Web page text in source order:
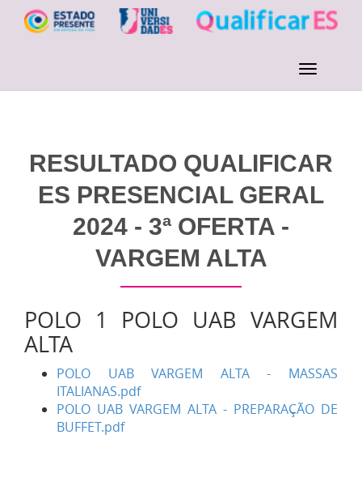
RESULTADO QUALIFICAR
ES PRESENCIAL GERAL
2024 - 3ª OFERTA -
VARGEM ALTA
POLO 1 POLO UAB VARGEM
ALTA
POLO UAB VARGEM ALTA - MASSAS
ITALIANAS.pdf
POLO UAB VARGEM ALTA - PREPARAÇÃO DE
BUFFET.pdf